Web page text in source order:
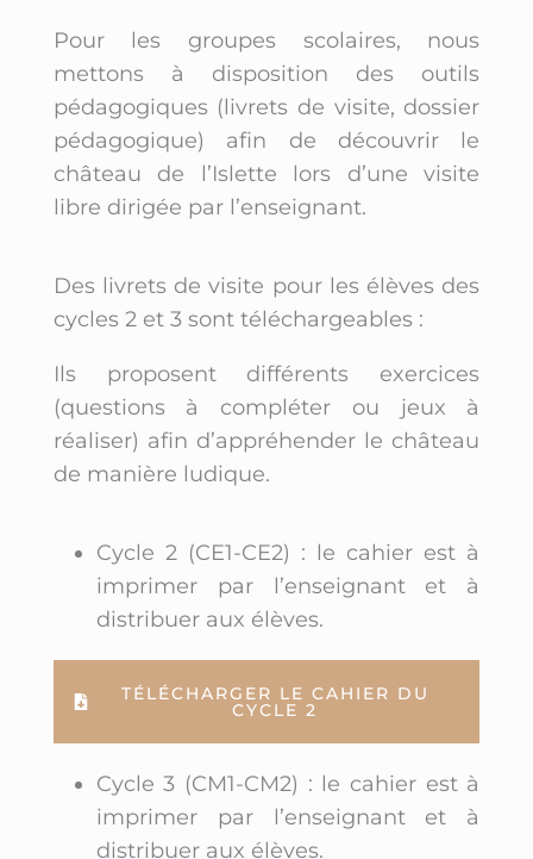
Pour les groupes scolaires, nous
mettons à disposition des outils
pédagogiques (livrets de visite, dossier
pédagogique) afin de découvrir le
château de l’Islette lors d’une visite
libre dirigée par l’enseignant.
Des livrets de visite pour les élèves des
cycles 2 et 3 sont téléchargeables :
Ils proposent différents exercices
(questions à compléter ou jeux à
réaliser) afin d’appréhender le château
de manière ludique.
Cycle 2 (CE1-CE2) : le cahier est à
imprimer par l’enseignant et à
distribuer aux élèves.
TÉLÉCHARGER LE CAHIER DU
CYCLE 2
Cycle 3 (CM1-CM2) : le cahier est à
imprimer par l’enseignant et à
distribuer aux élèves.